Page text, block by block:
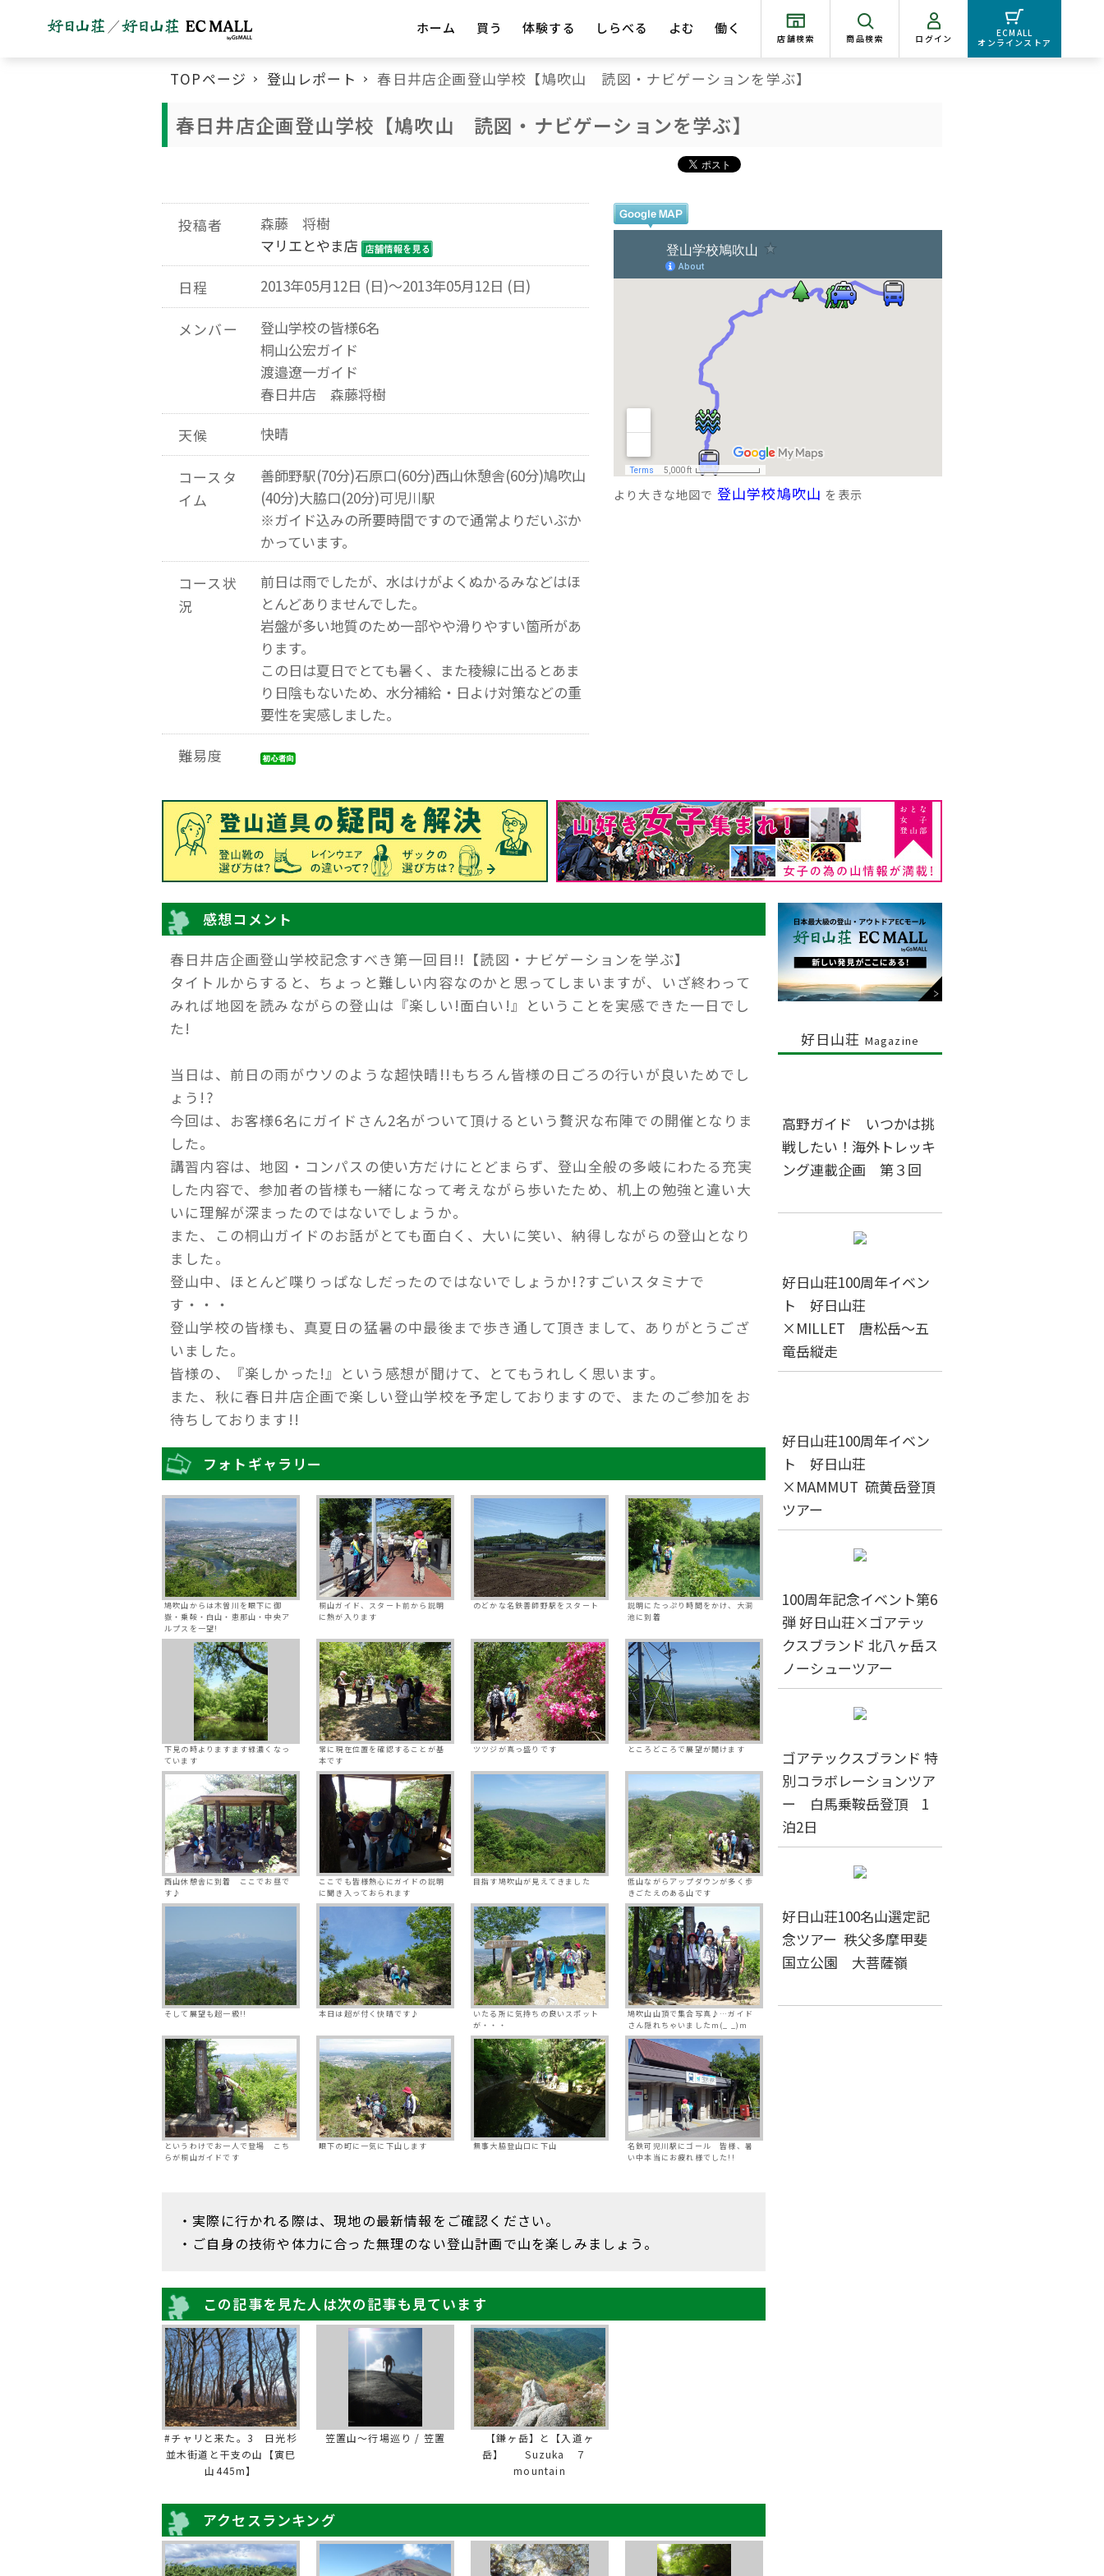
ホーム 買う 体験する しらべる よむ 働く
店舗検索 商品検索 ログイン
ECMALL
オンラインストア
TOPページ 登山レポート 春日井店企画登山学校【鳩吹山 読図・ナビゲーションを学ぶ】
春日井店企画登山学校【鳩吹山 読図・ナビゲーションを学ぶ】
投稿者
森藤 将樹
マリエとやま店
日程 2013年05月12日 (日)～2013年05月12日 (日)
メンバー
登山学校の皆様6名
桐山公宏ガイド
渡邉遼一ガイド
春日井店 森藤将樹
天候
快晴
コースタ
イム
善師野駅(70分)石原口(60分)西山休憩舎(60分)鳩吹山
(40分)大脇口(20分)可児川駅
※ガイド込みの所要時間ですので通常よりだいぶか
かっています。
コース状
況
前日は雨でしたが、水はけがよくぬかるみなどはほ
とんどありませんでした。
岩盤が多い地質のため一部やや滑りやすい箇所があ
ります。
この日は夏日でとても暑く、また稜線に出るとあま
り日陰もないため、水分補給・日よけ対策などの重
要性を実感しました。
難易度
より大きな地図で 登山学校鳩吹山 を表示
感想コメント
春日井店企画登山学校記念すべき第一回目!!【読図・ナビゲーションを学ぶ】
タイトルからすると、ちょっと難しい内容なのかと思ってしまいますが、いざ終わって
みれば地図を読みながらの登山は『楽しい!面白い!』ということを実感できた一日でし
た!
当日は、前日の雨がウソのような超快晴!!もちろん皆様の日ごろの行いが良いためでし
ょう!?
今回は、お客様6名にガイドさん2名がついて頂けるという贅沢な布陣での開催となりま
した。
講習内容は、地図・コンパスの使い方だけにとどまらず、登山全般の多岐にわたる充実
した内容で、参加者の皆様も一緒になって考えながら歩いたため、机上の勉強と違い大
いに理解が深まったのではないでしょうか。
また、この桐山ガイドのお話がとても面白く、大いに笑い、納得しながらの登山となり
ました。
登山中、ほとんど喋りっぱなしだったのではないでしょうか!?すごいスタミナで
す・・・
登山学校の皆様も、真夏日の猛暑の中最後まで歩き通して頂きまして、ありがとうござ
いました。
皆様の、『楽しかった!』という感想が聞けて、とてもうれしく思います。
また、秋に春日井店企画で楽しい登山学校を予定しておりますので、またのご参加をお
待ちしております!!
フォトギャラリー
鳩吹山からは木曽川を眼下に御
嶽・乗鞍・白山・恵那山・中央ア
ルプスを一望!
桐山ガイド、スタート前から説明
に熱が入ります
のどかな名鉄善師野駅をスタート
説明にたっぷり時間をかけ、大洞
池に到着
下見の時よりますます緑濃くなっ
ています
常に現在位置を確認することが基
本です
ツツジが真っ盛りです ところどころで展望が開けます
西山休憩舎に到着 ここでお昼で
す♪
ここでも皆様熱心にガイドの説明
に聞き入っておられます
目指す鳩吹山が見えてきました
低山ながらアップダウンが多く歩
きごたえのある山です
そして展望も超一級!! 本日は超が付く快晴です♪
いたる所に気持ちの良いスポット
が・・・
鳩吹山山頂で集合写真♪…ガイド
さん隠れちゃいましたm(_ _)m
というわけでお一人で登場 こち
らが桐山ガイドです
眼下の町に一気に下山します 無事大脇登山口に下山
名鉄可児川駅にゴール 皆様、暑
い中本当にお疲れ様でした!!
・実際に行かれる際は、現地の最新情報をご確認ください。
・ご自身の技術や体力に合った無理のない登山計画で山を楽しみましょう。
この記事を見た人は次の記事も見ています
#チャリと来た。3 日光杉
並木街道と干支の山【寅巳
山445m】
笠置山～行場巡り / 笠置
【鎌ヶ岳】と【入道ヶ
岳】 Suzuka ７
mountain
アクセスランキング
好日山荘 Magazine
高野ガイド いつかは挑
戦したい！海外トレッキ
ング連載企画 第３回
好日山荘100周年イベン
ト 好日山荘
×MILLET 唐松岳～五
竜岳縦走
好日山荘100周年イベン
ト 好日山荘
×MAMMUT 硫黄岳登頂
ツアー
100周年記念イベント第6
弾 好日山荘×ゴアテッ
クスブランド 北八ヶ岳ス
ノーシューツアー
ゴアテックスブランド 特
別コラボレーションツア
ー 白馬乗鞍岳登頂 1
泊2日
好日山荘100名山選定記
念ツアー 秩父多摩甲斐
国立公園 大菩薩嶺